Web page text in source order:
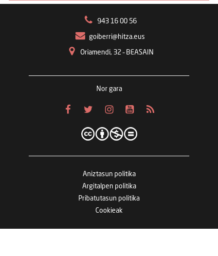
943 16 00 56
goiberri@hitza.eus
Oriamendi, 32 – BEASAIN
Nor gara
Aniztasun politika
Argitalpen politika
Pribatutasun politika
Cookieak